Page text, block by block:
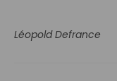
Léopold Defrance